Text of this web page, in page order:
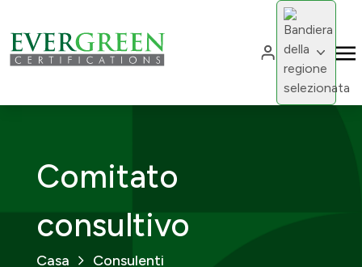
Cambia
Comitato
consultivo
Casa Consulenti